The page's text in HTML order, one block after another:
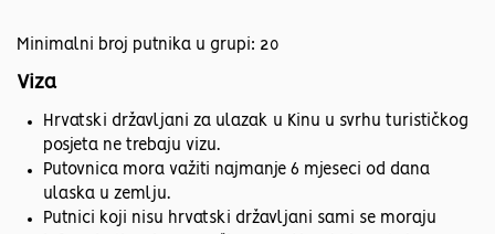
Minimalni broj putnika u grupi: 20
Viza
Hrvatski državljani za ulazak u Kinu u svrhu turističkog
posjeta ne trebaju vizu.
Putovnica mora važiti najmanje 6 mjeseci od dana
ulaska u zemlju.
Putnici koji nisu hrvatski državljani sami se moraju